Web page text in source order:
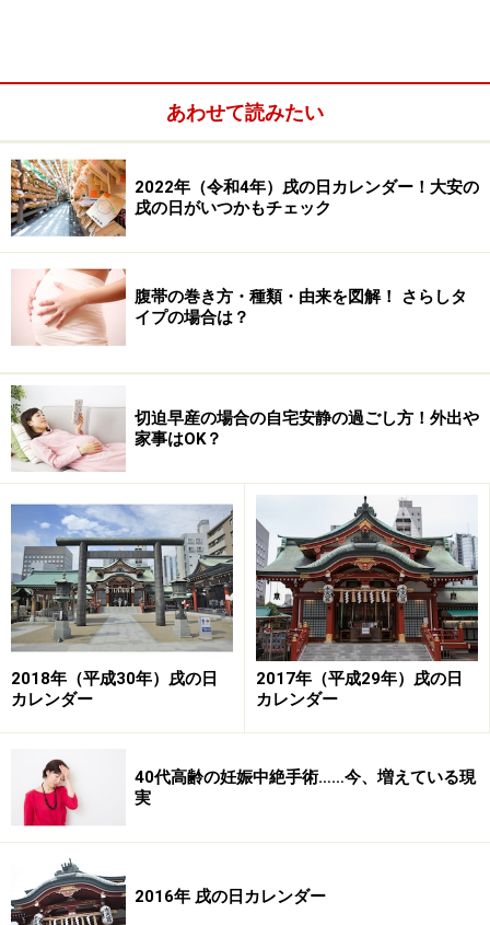
皇族のみな様がご出産される愛育病院（西
麻布）
愛育病院の安産レシピ―妊娠したらおすすめの、献立&おか
ず
愛育病院（東京・西麻布）は、紀子さまが悠仁親親王を
ご出産されたことで話題に上った病院です。ここの出発
点は恩賜財団母子愛育会。昭和天皇より皇太子殿下（現
天皇陛下）御誕生を祝しての御下賜金をもとに創設され
たという天皇家と縁の深い病院です。現在は「自然分
娩・母乳育児」を推奨し、夫の立ち会い出産や、バース
プランなどもいち早く取り入れています。隣接する有栖
川宮記念公園を望める4階の個室は、1日の料金がプラス
5万円とのこと。
こうした歴史もあり、著名人の出産も多いせいか、待合
室では名前を呼ばれることはなくポケベルでの呼び出し
になっており、プライベートに配慮されています。
入院中の食事がおいしいというのも評判で、『
の安産レシピ 』という本も発行されています。つわりや
あわせて読みたい
2022年（令和4年）戌の日カレンダー！大安の
戌の日がいつかもチェック
腹帯の巻き方・種類・由来を図解！ さらしタ
イプの場合は？
切迫早産の場合の自宅安静の過ごし方！外出や
家事はOK？
2018年（平成30年）戌の日
カレンダー
2017年（平成29年）戌の日
カレンダー
40代高齢の妊娠中絶手術……今、増えている現
実
2016年 戌の日カレンダー